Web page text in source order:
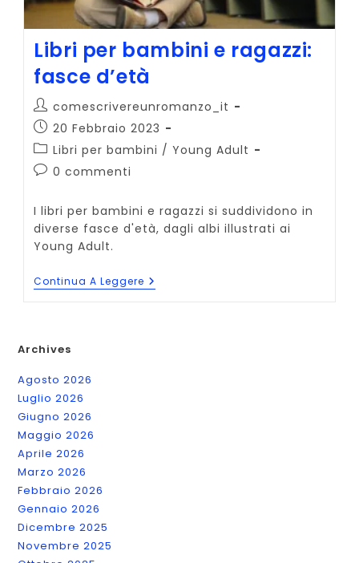
Libri per bambini e ragazzi:
fasce d’età
Autore
dell'articolo:
comescrivereunromanzo_it
Articolo
pubblicato:
20 Febbraio 2023
Categoria
dell'articolo:
Libri per bambini / Young Adult
Commenti
0 commenti
I libri per bambini e ragazzi si suddividono in
diverse fasce d'età, dagli albi illustrati ai
Young Adult.
Continua A Leggere Libri
Per
Archives
Agosto 2026
Luglio 2026
Giugno 2026
Maggio 2026
Aprile 2026
Marzo 2026
Febbraio 2026
Gennaio 2026
Dicembre 2025
Novembre 2025